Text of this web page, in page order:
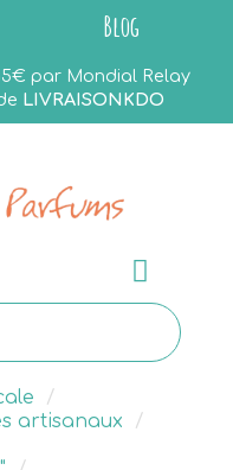
Blog
par Mondial Relay
LIVRAISONKDO
artisanaux